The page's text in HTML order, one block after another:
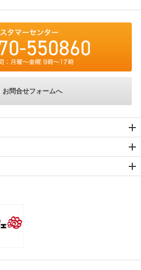
お問合せフォームへ